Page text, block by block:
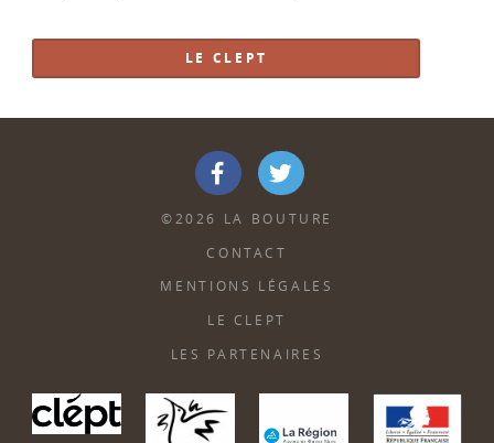
LE CLEPT
©2026 LA BOUTURE
CONTACT
MENTIONS LÉGALES
LE CLEPT
LES PARTENAIRES